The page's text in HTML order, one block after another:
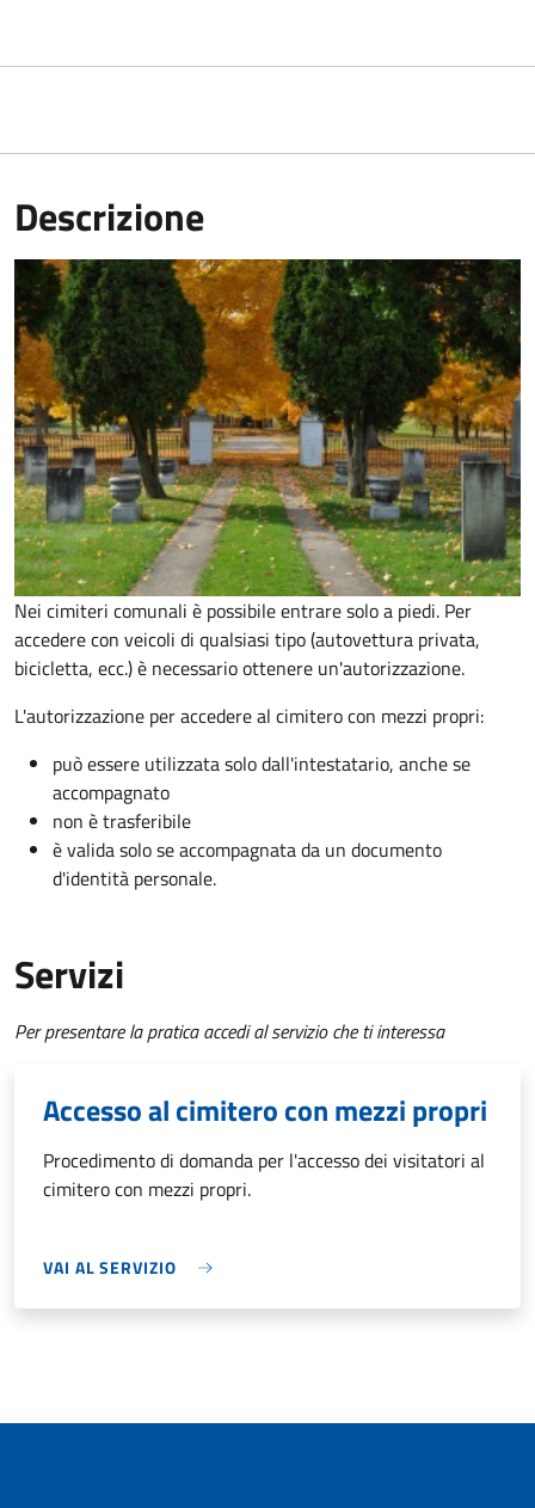
Descrizione
Nei cimiteri comunali è possibile entrare solo a piedi. Per
accedere con veicoli di qualsiasi tipo (autovettura privata,
bicicletta, ecc.) è necessario ottenere un'autorizzazione.
L'autorizzazione per accedere al cimitero con mezzi propri:
può essere utilizzata solo dall'intestatario, anche se
accompagnato
non è trasferibile
è valida solo se accompagnata da un documento
d'identità personale.
Servizi
Per presentare la pratica accedi al servizio che ti interessa
Accesso al cimitero con mezzi propri
Procedimento di domanda per l'accesso dei visitatori al
cimitero con mezzi propri.
VAI AL SERVIZIO